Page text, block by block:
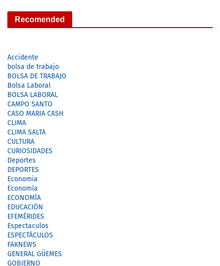
Recomended
Accidente
bolsa de trabajo
BOLSA DE TRABAJO
Bolsa Laboral
BOLSA LABORAL
CAMPO SANTO
CASO MARIA CASH
CLIMA
CLIMA SALTA
CULTURA
CURIOSIDADES
Deportes
DEPORTES
Economia
Economía
ECONOMÍA
EDUCACIÓN
EFEMÉRIDES
Espectaculos
ESPECTÁCULOS
FAKNEWS
GENERAL GÜEMES
GOBIERNO